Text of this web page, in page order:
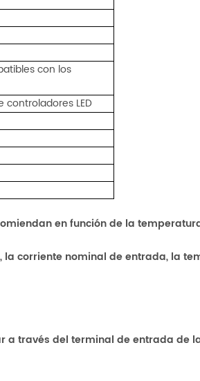
con los
controladores LED
en función de la
la corriente nominal de entrada, la
a través del terminal de entrada de